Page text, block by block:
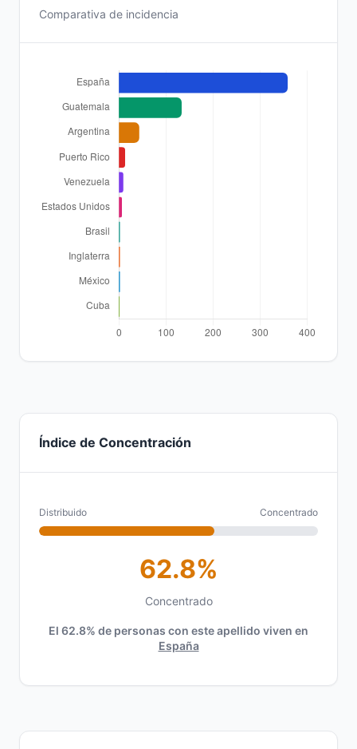
Comparativa de incidencia
Índice de Concentración
Distribuido Concentrado
62.8%
Concentrado
El 62.8% de personas con este apellido viven en
España